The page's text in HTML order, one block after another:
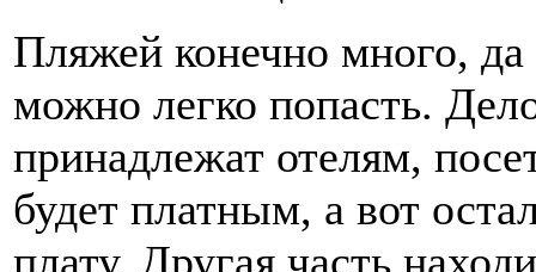
Пляжей конечно много, да
можно легко попасть.
принадлежат отелям,
будет платным, а вот
плату. Другая часть